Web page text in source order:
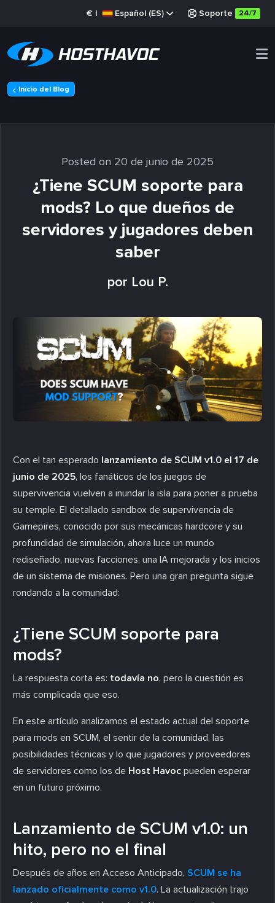
€ | Español (ES) Soporte 24/7
Inicio del Blog
Posted on 20 de junio de 2025
¿Tiene SCUM soporte para
mods? Lo que dueños de
servidores y jugadores deben
saber
por Lou P.
Con el tan esperado lanzamiento de SCUM v1.0 el 17 de
junio de 2025, los fanáticos de los juegos de
supervivencia vuelven a inundar la isla para poner a prueba
su temple. El detallado sandbox de supervivencia de
Gamepires, conocido por sus mecánicas hardcore y su
profundidad de simulación, ahora luce un mundo
rediseñado, nuevas facciones, una IA mejorada y los inicios
de un sistema de misiones. Pero una gran pregunta sigue
rondando a la comunidad:
¿Tiene SCUM soporte para
mods?
La respuesta corta es: todavía no, pero la cuestión es
más complicada que eso.
En este artículo analizamos el estado actual del soporte
para mods en SCUM, el sentir de la comunidad, las
posibilidades técnicas y lo que jugadores y proveedores
de servidores como los de Host Havoc pueden esperar
en un futuro próximo.
Lanzamiento de SCUM v1.0: un
hito, pero no el final
Después de años en Acceso Anticipado, SCUM se ha
lanzado oficialmente como v1.0. La actualización trajo